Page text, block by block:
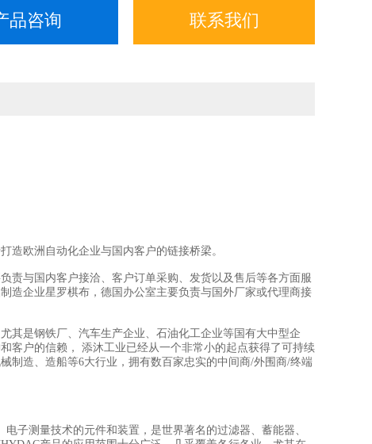
品咨询 联系我们
造欧洲自动化企业与国内客户的链接桥梁。
责与国内客户接洽、客户订单采购、发货以及售后等各方面服
造企业星罗棋布，德国办公室主要负责与国外厂家或代理商接
其是钢铁厂、汽车生产企业、石油化工企业等国有大中型企
客户的信赖， 添沐工业已经从一个非常小的起点获得了可持续
制造、造船等6大行业，拥有数百家忠实的中间商/外围商/终端
子测量技术的元件和装置，是世界著名的过滤器、蓄能器、